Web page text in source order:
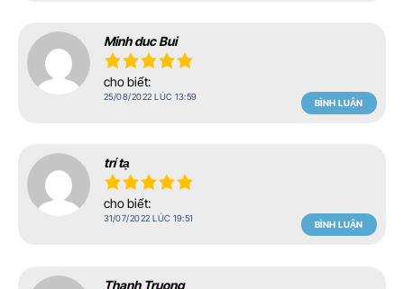
Minh duc Bui
cho biết:
25/08/2022 LÚC 13:59
BÌNH LUẬN
trí tạ
cho biết:
31/07/2022 LÚC 19:51
BÌNH LUẬN
Thanh Truong